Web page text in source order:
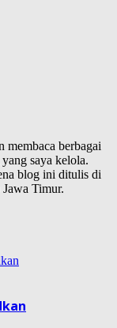
membaca berbagai
saya kelola.
blog ini ditulis di
Timur.